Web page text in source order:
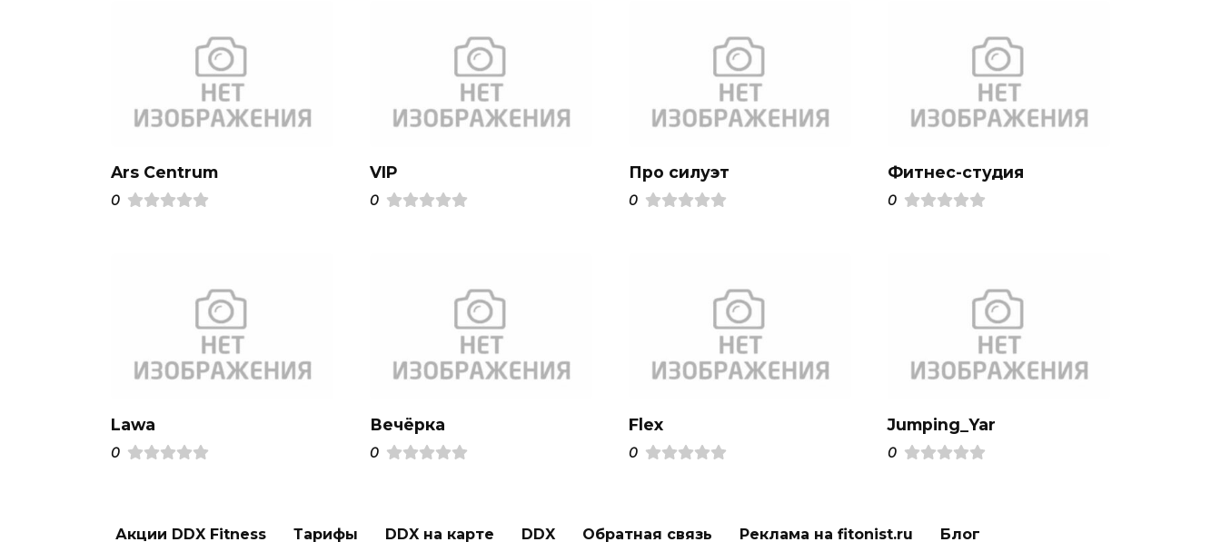
Ars Centrum
0
VIP
0
Про силуэт
0
Фитнес-студия
0
Lawa
0
Вечёрка
0
Flex
0
Jumping_Yar
0
Акции DDX Fitness Тарифы DDX на карте DDX Обратная связь Реклама на fitonist.ru Блог